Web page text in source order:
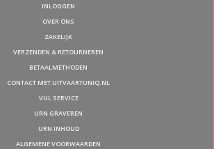
INLOGGEN
OVER ONS
ZAKELIJK
VERZENDEN & RETOURNEREN
BETAALMETHODEN
CONTACT MET UITVAARTUNIQ.NL
VUL SERVICE
URN GRAVEREN
URN INHOUD
ALGEMENE VOORWAARDEN